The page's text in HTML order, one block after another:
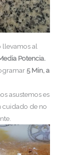
llevamos al
Potencia.
5 Min, a
asustemos es
cuidado de no